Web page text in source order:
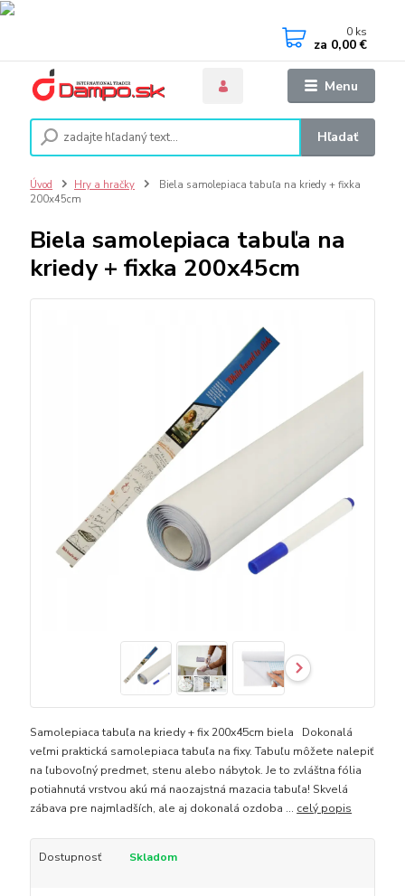
Menu
Hľadať
0 ks
za 0,00 €
Úvod Hry a hračky
Biela samolepiaca tabuľa na kriedy + fixka
200x45cm
Biela samolepiaca tabuľa na
kriedy + fixka 200x45cm
Samolepiaca tabuľa na kriedy + fix 200x45cm biela Dokonalá
veľmi praktická samolepiaca tabuľa na fixy. Tabuľu môžete nalepiť
na ľubovoľný predmet, stenu alebo nábytok. Je to zvláštna fólia
potiahnutá vrstvou akú má naozajstná mazacia tabuľa! Skvelá
zábava pre najmladších, ale aj dokonalá ozdoba ... celý popis
Dostupnosť Skladom